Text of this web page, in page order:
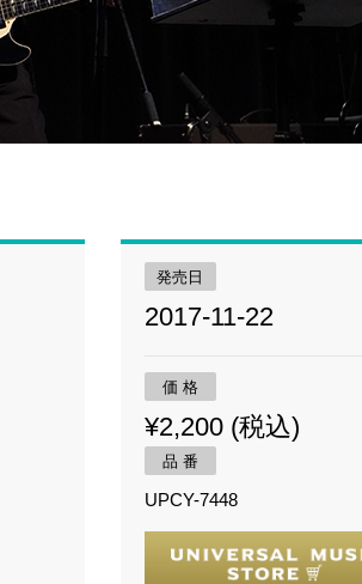
発売日
2017-11-22
価 格
¥2,200 (税込)
品 番
UPCY-7448